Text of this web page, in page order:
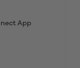
App